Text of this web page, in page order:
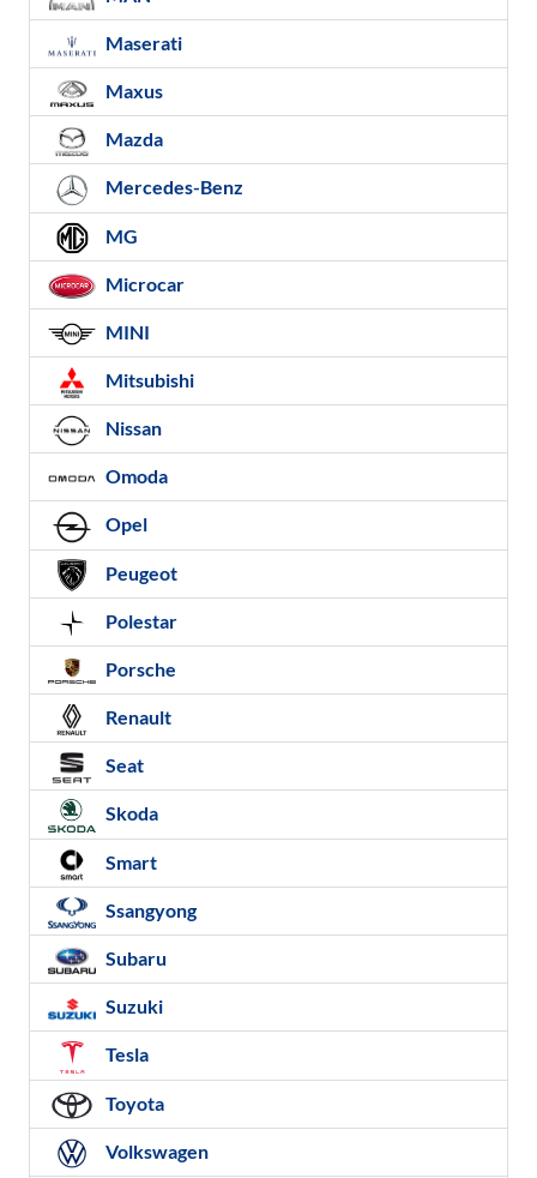
Maserati
Maxus
Mazda
Mercedes-Benz
MG
Microcar
MINI
Mitsubishi
Nissan
Omoda
Opel
Peugeot
Polestar
Porsche
Renault
Seat
Skoda
Smart
Ssangyong
Subaru
Suzuki
Tesla
Toyota
Volkswagen